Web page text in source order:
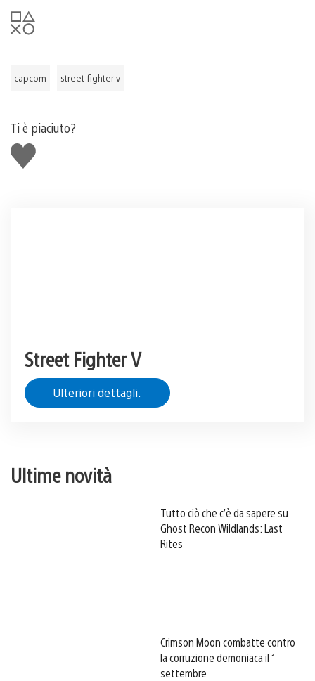
capcom street fighter v
Ti è piaciuto?
Mi
piace
Street Fighter V
Ulteriori dettagli.
Ultime novità
Tutto ciò che c’è da sapere su
Ghost Recon Wildlands: Last
Rites
Crimson Moon combatte contro
la corruzione demoniaca il 1
settembre